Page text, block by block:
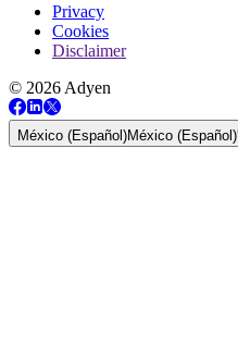
Privacy
Cookies
Disclaimer
© 2026 Adyen
México (Español)México (Español)